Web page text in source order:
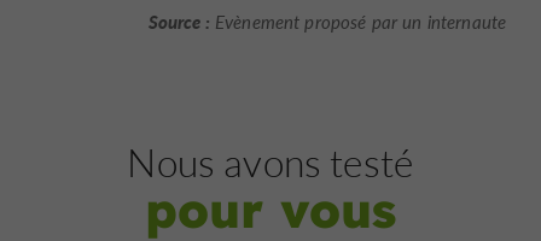
Source : Evènement proposé par un internaute
Nous avons testé
pour vous